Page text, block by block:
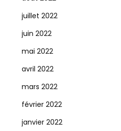
juillet 2022
juin 2022
mai 2022
avril 2022
mars 2022
février 2022
janvier 2022